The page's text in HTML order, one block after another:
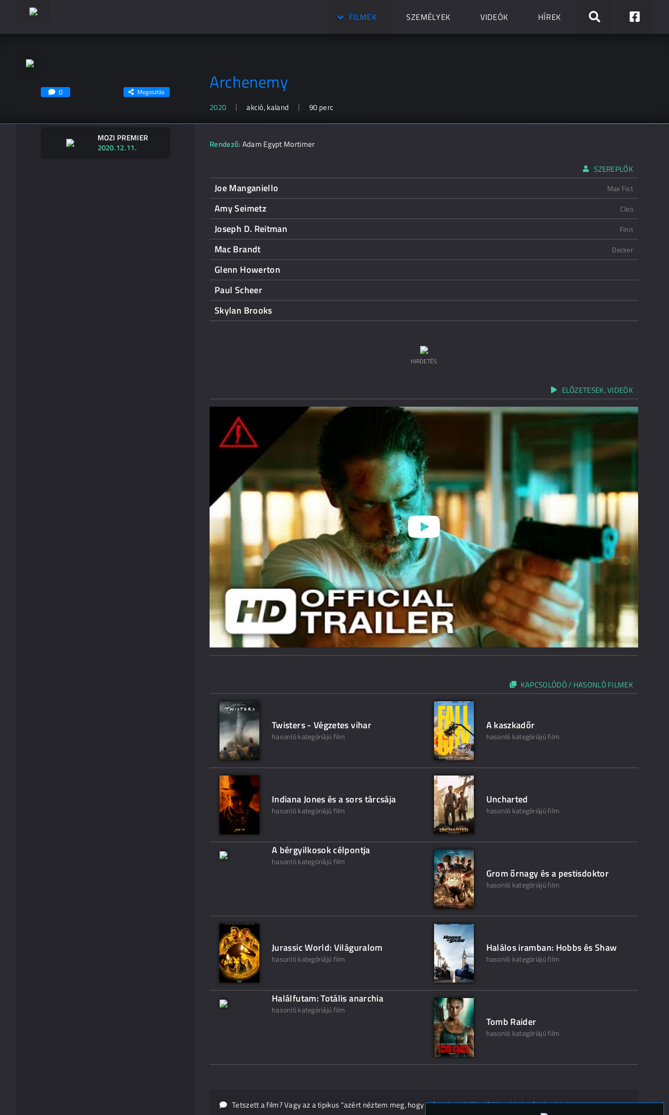
FILMEK SZEMÉLYEK VIDEÓK HÍREK
Archenemy
2020 akció, kaland 90 perc
0 Megosztás
MOZI PREMIER
2020.12.11.
Rendező: Adam Egypt Mortimer
SZEREPLŐK
Joe Manganiello Max Fist
Amy Seimetz Cleo
Joseph D. Reitman Finn
Mac Brandt Decker
Glenn Howerton
Paul Scheer
Skylan Brooks
HIRDETÉS
ELŐZETESEK, VIDEÓK
KAPCSOLÓDÓ / HASONLÓ FILMEK
Twisters - Végzetes vihar
hasonló kategóriájú film
A kaszkadőr
hasonló kategóriájú film
Indiana Jones és a sors tárcsája
hasonló kategóriájú film
Uncharted
hasonló kategóriájú film
A bérgyilkosok célpontja
hasonló kategóriájú film
Grom őrnagy és a pestisdoktor
hasonló kategóriájú film
Jurassic World: Világuralom
hasonló kategóriájú film
Halálos iramban: Hobbs és Shaw
hasonló kategóriájú film
Halálfutam: Totális anarchia
hasonló kategóriájú film
Tomb Raider
hasonló kategóriájú film
Tetszett a film? Vagy az a tipikus "azért néztem meg, hogy másnak ne kelljen"? Mondd el másoknak is!